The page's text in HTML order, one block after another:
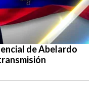
de Abelardo